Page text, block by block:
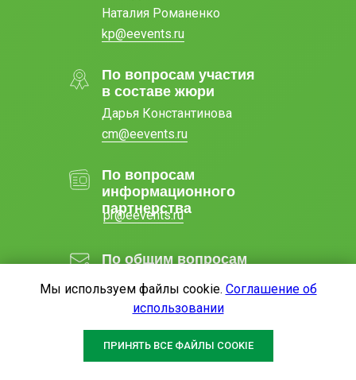
Антикоррупционная политика
Политика конфиденциальности
По вопросам участия
в составе жюри
cm@eevents.ru
Дарья Константинова
kp@eevents.ru
Наталия Романенко
По общим вопросам
connect@eevents.ru
По вопросам
информационного
партнерства
pr@eevents.ru
Мы используем файлы cookie. Соглашение об
использовании
ПРИНЯТЬ ВСЕ ФАЙЛЫ COOKIE